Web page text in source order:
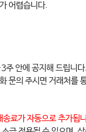
어렵습니다.
주 안에 공지해 드립니다.
문의 주시면 거래처를
료가 자동으로 추가됩